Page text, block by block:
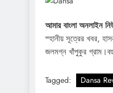
আমার বাংলা অনলাইন
স্হানীয় সূত্রের খবর,
জলমগ্ন খাঁপুকুর গ্রাম।বহু
Tagged: Dansa